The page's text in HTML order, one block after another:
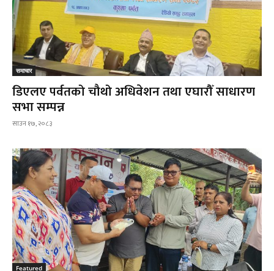
समाचार
डिएलए पर्वतको चौथो अधिवेशन तथा एघारौँ साधारण
सभा सम्पन्न
साउन १७, २०८३
Featured